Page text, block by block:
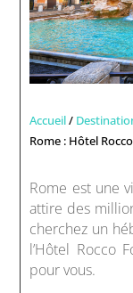
Accueil/
Rome : Hôtel
Rome est une
attire des
cherchez un
l’Hôtel Rocco
pour vous.